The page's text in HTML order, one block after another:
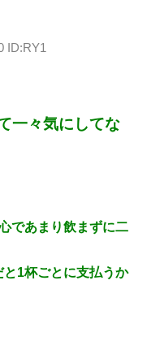
ID:RY1
一々気にしてな
であまり飲まずに二
1杯ごとに支払うか